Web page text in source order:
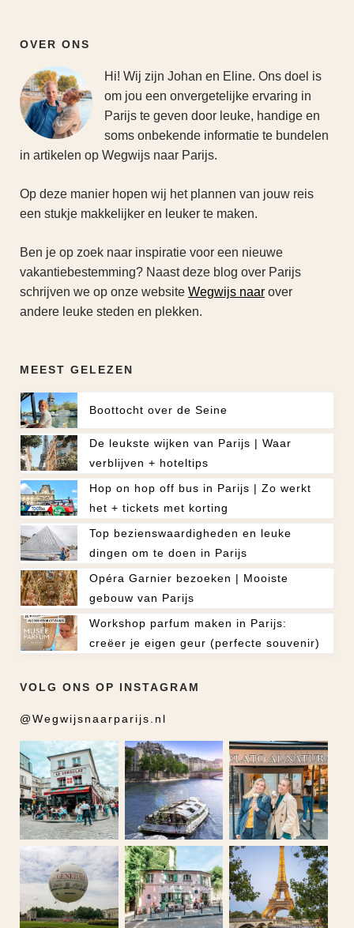
OVER ONS
Hi! Wij zijn Johan en Eline. Ons doel is
om jou een onvergetelijke ervaring in
Parijs te geven door leuke, handige en
soms onbekende informatie te bundelen
in artikelen op Wegwijs naar Parijs.
Op deze manier hopen wij het plannen van jouw reis
een stukje makkelijker en leuker te maken.
Ben je op zoek naar inspiratie voor een nieuwe
vakantiebestemming? Naast deze blog over Parijs
schrijven we op onze website Wegwijs naar over
andere leuke steden en plekken.
MEEST GELEZEN
Boottocht over de Seine
De leukste wijken van Parijs | Waar
verblijven + hoteltips
Hop on hop off bus in Parijs | Zo werkt
het + tickets met korting
Top bezienswaardigheden en leuke
dingen om te doen in Parijs
Opéra Garnier bezoeken | Mooiste
gebouw van Parijs
Workshop parfum maken in Parijs:
creëer je eigen geur (perfecte souvenir)
VOLG ONS OP INSTAGRAM
@Wegwijsnaarparijs.nl